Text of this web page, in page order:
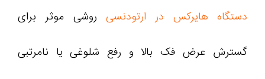
دستگاه هایرکس در ارتودنسی روشی موثر برای
گسترش عرض فک بالا و رفع شلوغی یا نامرتبی